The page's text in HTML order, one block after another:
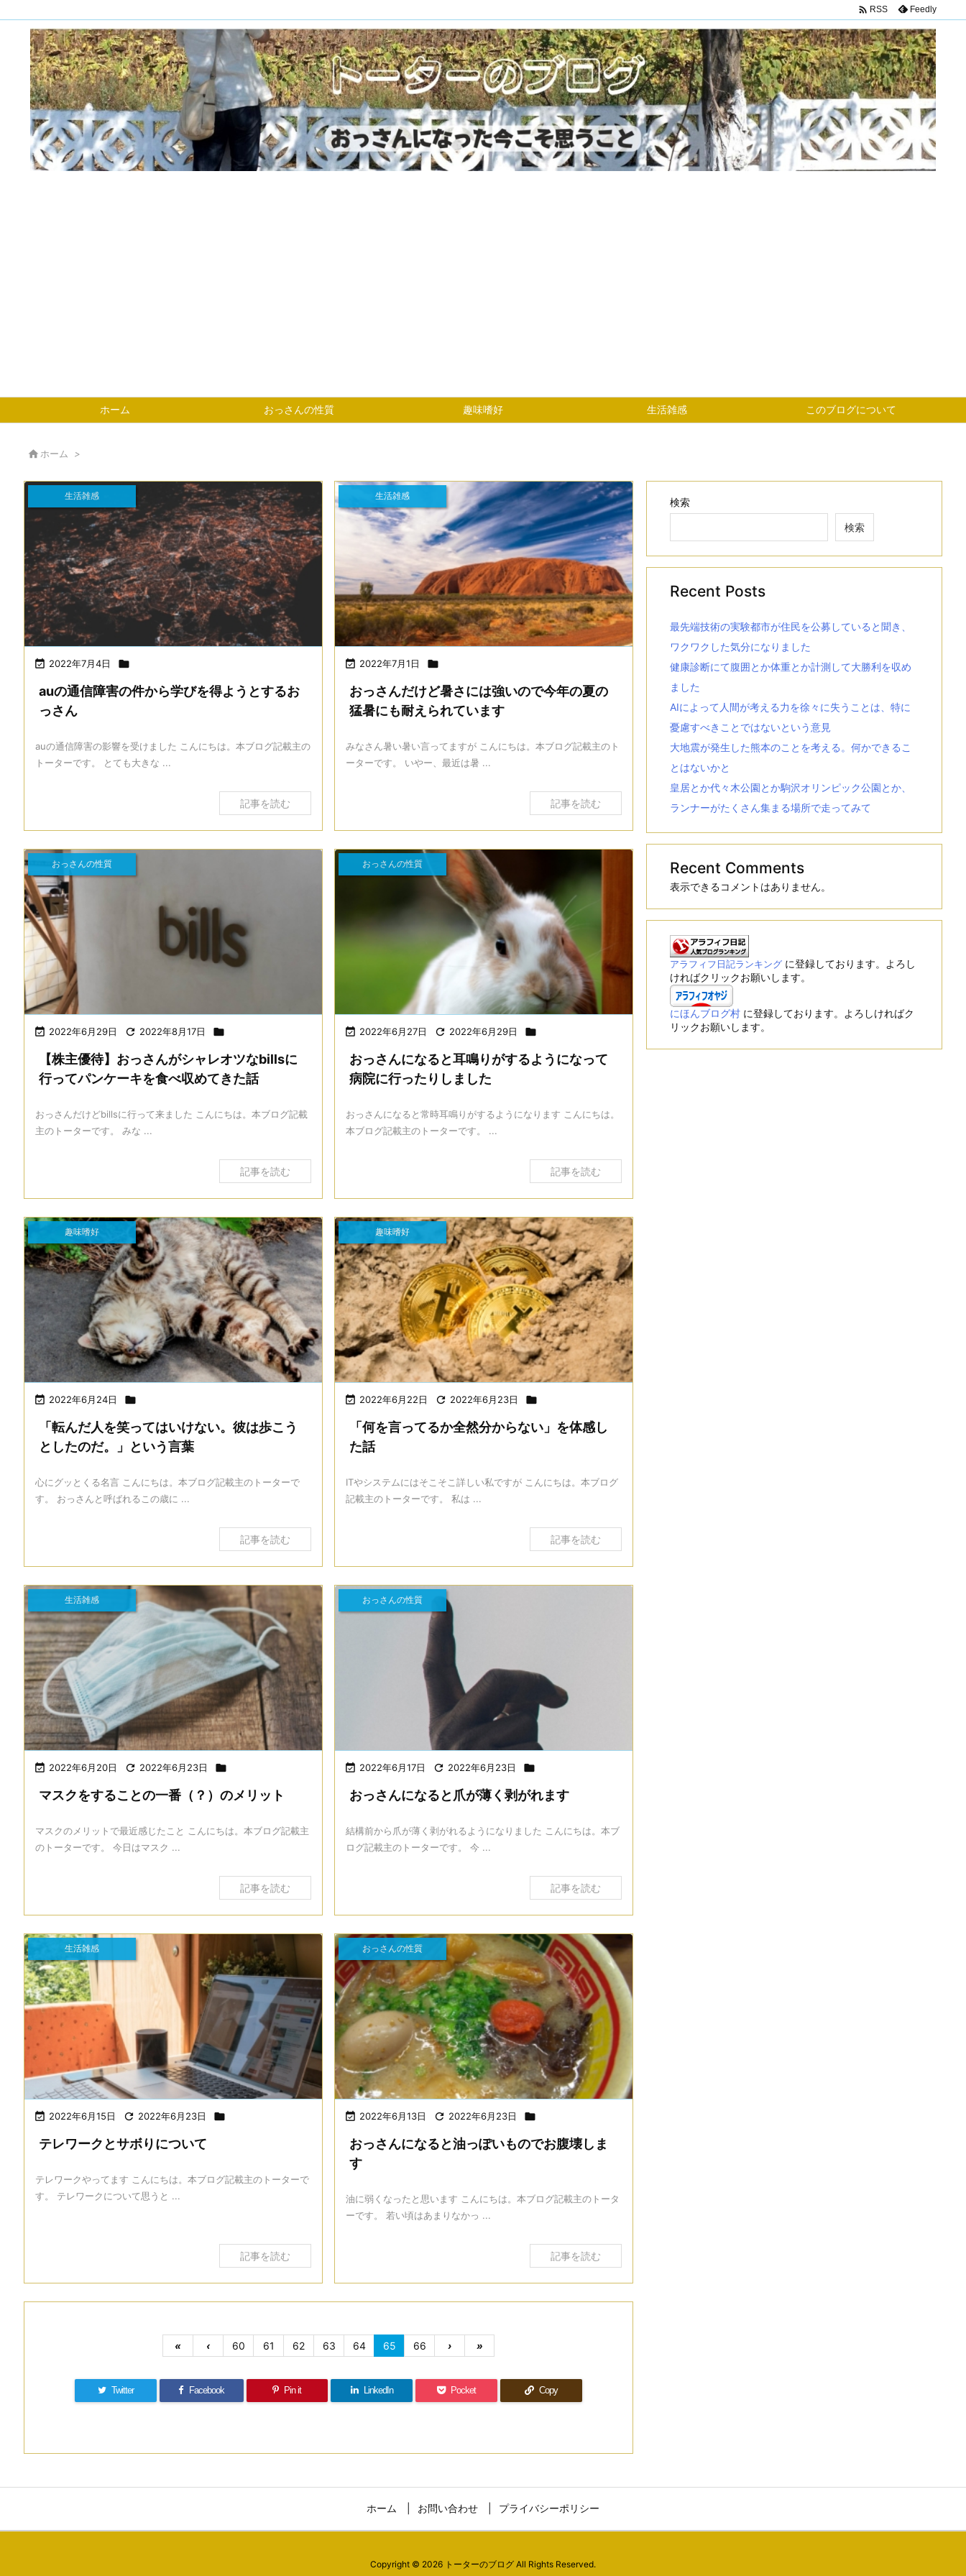
ホーム おっさんの性質 趣味嗜好 生活雑感 このブログについて
 RSS Feedly
ホーム >
 2022年7月4日 
生活雑感
auの通信障害の件から学びを得ようとするお
っさん
auの通信障害の影響を受けました こんにちは。本ブログ記載主の
トーターです。 とても大きな ...
記事を読む
 2022年7月1日 
生活雑感
おっさんだけど暑さには強いので今年の夏の
猛暑にも耐えられています
みなさん暑い暑い言ってますが こんにちは。本ブログ記載主のト
ーターです。 いやー、最近は暑 ...
記事を読む
 2022年6月29日  2022年8月17日 
おっさんの性質
【株主優待】おっさんがシャレオツなbillsに
行ってパンケーキを食べ収めてきた話
おっさんだけどbillsに行って来ました こんにちは。本ブログ記載
主のトーターです。 みな ...
記事を読む
 2022年6月27日  2022年6月29日 
おっさんの性質
おっさんになると耳鳴りがするようになって
病院に行ったりしました
おっさんになると常時耳鳴りがするようになります こんにちは。
本ブログ記載主のトーターです。 ...
記事を読む
 2022年6月24日 
趣味嗜好
「転んだ人を笑ってはいけない。彼は歩こう
としたのだ。」という言葉
心にグッとくる名言 こんにちは。本ブログ記載主のトーターで
す。 おっさんと呼ばれるこの歳に ...
記事を読む
 2022年6月22日  2022年6月23日 
趣味嗜好
「何を言ってるか全然分からない」を体感し
た話
ITやシステムにはそこそこ詳しい私ですが こんにちは。本ブログ
記載主のトーターです。 私は ...
記事を読む
 2022年6月20日  2022年6月23日 
生活雑感
マスクをすることの一番（？）のメリット
マスクのメリットで最近感じたこと こんにちは。本ブログ記載主
のトーターです。 今日はマスク ...
記事を読む
 2022年6月17日  2022年6月23日 
おっさんの性質
おっさんになると爪が薄く剥がれます
結構前から爪が薄く剥がれるようになりました こんにちは。本ブ
ログ記載主のトーターです。 今 ...
記事を読む
 2022年6月15日  2022年6月23日 
生活雑感
テレワークとサボりについて
テレワークやってます こんにちは。本ブログ記載主のトーターで
す。 テレワークについて思うと ...
記事を読む
 2022年6月13日  2022年6月23日 
おっさんの性質
おっさんになると油っぽいものでお腹壊しま
す
油に弱くなったと思います こんにちは。本ブログ記載主のトータ
ーです。 若い頃はあまりなかっ ...
記事を読む
« ‹ 60 61 62 63 64 65 66 › »
Twitter Facebook Pin it LinkedIn Pocket Copy
検索
検索
Recent Posts
最先端技術の実験都市が住民を公募していると聞き、
ワクワクした気分になりました
健康診断にて腹囲とか体重とか計測して大勝利を収め
ました
AIによって人間が考える力を徐々に失うことは、特に
憂慮すべきことではないという意見
大地震が発生した熊本のことを考える。何かできるこ
とはないかと
皇居とか代々木公園とか駒沢オリンピック公園とか、
ランナーがたくさん集まる場所で走ってみて
Recent Comments
表示できるコメントはありません。
アラフィフ日記ランキング に登録しております。よろし
ければクリックお願いします。
にほんブログ村 に登録しております。よろしければク
リックお願いします。
ホーム お問い合わせ プライバシーポリシー
Copyright © 2026 トーターのブログ All Rights Reserved.